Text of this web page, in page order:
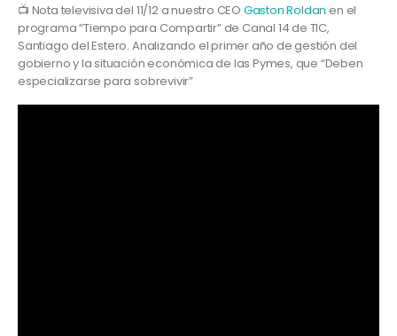
📺 Nota televisiva del 11/12 a nuestro CEO Gaston Roldan en el
programa “Tiempo para Compartir” de Canal 14 de TIC,
Santiago del Estero. Analizando el primer año de gestión del
gobierno y la situación económica de las Pymes, que “Deben
especializarse para sobrevivir”